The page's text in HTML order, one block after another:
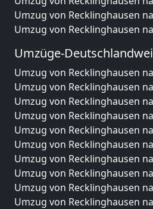
Umzug von Recklinghausen
Umzug von Recklinghausen
Umzüge-
Umzug von Recklinghausen
Umzug von Recklinghausen
Umzug von Recklinghausen
Umzug von Recklinghausen
Umzug von Recklinghausen
Umzug von Recklinghausen
Umzug von Recklinghausen
Umzug von Recklinghausen
Umzug von Recklinghausen
Umzug von Recklinghausen